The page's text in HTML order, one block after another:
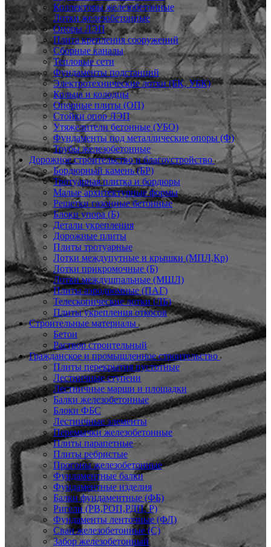
Коллекторы железобетонные
Лотки железобетонные
Опоры ЛЭП
Плита крепления сооружений
Сборные каналы
Тепловые сети
Фундаменты подстанций
Электротехнические лотки (БК, УБК)
Кольца и колодцы
Опорные плиты (ОП)
Стойки опор ЛЭП
Утяжелители бетонные (УБО)
Фундаменты под металлические опоры (Ф)
Трубы железобетонные
Дорожное строительство и благоустройство
Бордюрный камень (БР)
Тротуарная плитка и бордюры
Малые архитектурные формы
Решетки газонные бетонные
Блоки упора (Б)
Детали укрепления
Дорожные плиты
Плиты тротуарные
Лотки междупутные и крышки (МПЛ,Кр)
Лотки прикромочные (Б)
Лотки междушпальные (МШЛ)
Плиты аэродромные (ПАГ)
Телескопические лотки (ЛБ)
Плиты укрепления откосов
Строительные материалы
Бетон
Раствор строительный
Гражданское и промышленное строительство
Плиты перекрытия пустотные
Лестничные ступени
Лестничные марши и площадки
Балки железобетонные
Блоки ФБС
Лестничные элементы
Перемычки железобетонные
Плиты парапетные
Плиты ребристые
Прогоны железобетонные
Фундаментные балки
Фундаментные изделия
Балки фундаментные (ФБ)
Ригели (РВ,РОП,РДП, Р)
Фундаменты ленточные (ФЛ)
Сваи железобетонные (С)
Забор железобетонный